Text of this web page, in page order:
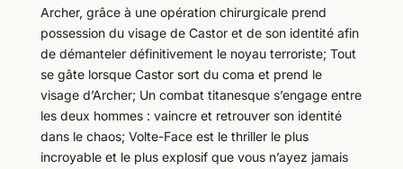
Archer, grâce à une opération chirurgicale prend
possession du visage de Castor et de son identité afin
de démanteler définitivement le noyau terroriste; Tout
se gâte lorsque Castor sort du coma et prend le
visage d’Archer; Un combat titanesque s’engage entre
les deux hommes : vaincre et retrouver son identité
dans le chaos; Volte-Face est le thriller le plus
incroyable et le plus explosif que vous n’ayez jamais